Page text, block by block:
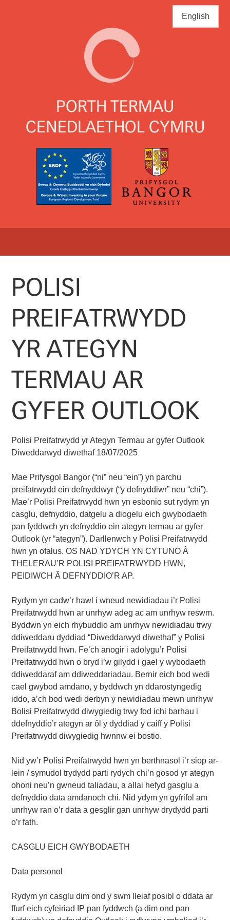
English
PORTH TERMAU
CENEDLAETHOL CYMRU
POLISI
PREIFATRWYDD
YR ATEGYN
TERMAU AR
GYFER OUTLOOK
Polisi Preifatrwydd yr Ategyn Termau ar gyfer Outlook
Diweddarwyd diwethaf 18/07/2025
Mae Prifysgol Bangor (“ni” neu “ein”) yn parchu
preifatrwydd ein defnyddwyr (“y defnyddiwr” neu “chi”).
Mae’r Polisi Preifatrwydd hwn yn esbonio sut rydym yn
casglu, defnyddio, datgelu a diogelu eich gwybodaeth
pan fyddwch yn defnyddio ein ategyn termau ar gyfer
Outlook (yr “ategyn”). Darllenwch y Polisi Preifatrwydd
hwn yn ofalus. OS NAD YDYCH YN CYTUNO Â
THELERAU’R POLISI PREIFATRWYDD HWN,
PEIDIWCH Â DEFNYDDIO’R AP.
Rydym yn cadw’r hawl i wneud newidiadau i’r Polisi
Preifatrwydd hwn ar unrhyw adeg ac am unrhyw reswm.
Byddwn yn eich rhybuddio am unrhyw newidiadau trwy
ddiweddaru dyddiad “Diweddarwyd diwethaf” y Polisi
Preifatrwydd hwn. Fe’ch anogir i adolygu’r Polisi
Preifatrwydd hwn o bryd i’w gilydd i gael y wybodaeth
ddiweddaraf am ddiweddariadau. Bernir eich bod wedi
cael gwybod amdano, y byddwch yn ddarostyngedig
iddo, a’ch bod wedi derbyn y newidiadau mewn unrhyw
Bolisi Preifatrwydd diwygiedig trwy fod ichi barhau i
ddefnyddio’r ategyn ar ôl y dyddiad y caiff y Polisi
Preifatrwydd diwygiedig hwnnw ei bostio.
Nid yw’r Polisi Preifatrwydd hwn yn berthnasol i’r siop ar-
lein / symudol trydydd parti rydych chi’n gosod yr ategyn
ohoni neu’n gwneud taliadau, a allai hefyd gasglu a
defnyddio data amdanoch chi. Nid ydym yn gyfrifol am
unrhyw ran o’r data a gesglir gan unrhyw drydydd parti
o’r fath.
CASGLU EICH GWYBODAETH
Data personol
Rydym yn casglu dim ond y swm lleiaf posibl o ddata ar
ffurf eich cyfeiriad IP pan fyddwch (a dim ond pan